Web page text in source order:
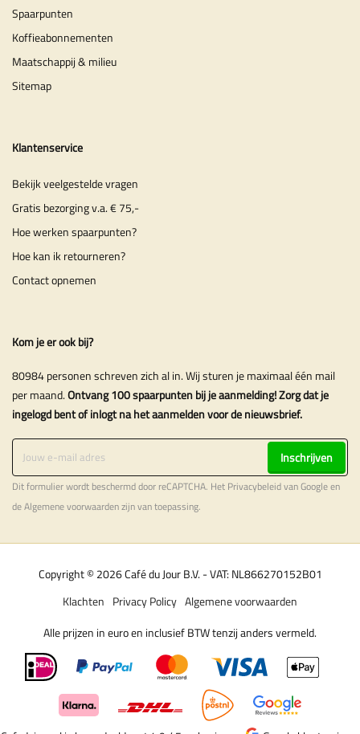
Spaarpunten
Koffieabonnementen
Maatschappij & milieu
Sitemap
Klantenservice
Bekijk veelgestelde vragen
Gratis bezorging v.a. € 75,-
Hoe werken spaarpunten?
Hoe kan ik retourneren?
Contact opnemen
Kom je er ook bij?
80984 personen schreven zich al in. Wij sturen je maximaal één mail
per maand.Ontvang 100 spaarpunten bij je aanmelding! Zorg dat je
ingelogd bent of inlogt na het aanmelden voor de nieuwsbrief.
Inschrijven
Dit formulier wordt beschermd door reCAPTCHA. Het Privacybeleidvan Google en
deAlgemene voorwaardenzijn van toepassing.
Copyright © 2026 Café du Jour B.V. - VAT: NL866270152B01
Algemene voorwaarden
Privacy Policy
Klachten
Alle prijzen in euro en inclusief BTW tenzij anders vermeld.